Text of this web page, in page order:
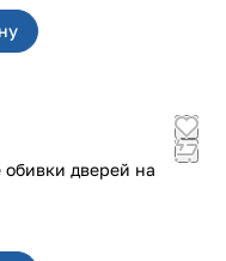
обивки дверей на